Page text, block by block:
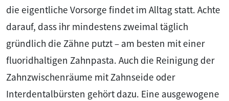
die eigentliche Vorsorge findet im Alltag statt. Achte
darauf, dass ihr mindestens zweimal täglich
gründlich die Zähne putzt – am besten mit einer
fluoridhaltigen Zahnpasta. Auch die Reinigung der
Zahnzwischenräume mit Zahnseide oder
Interdentalbürsten gehört dazu. Eine ausgewogene